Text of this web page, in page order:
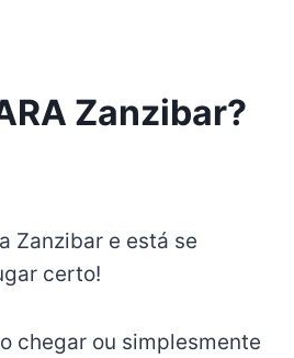
Zanzibar?
Zanzibar e está se
certo!
chegar ou simplesmente